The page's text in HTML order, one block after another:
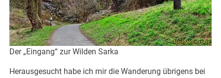
Der „Eingang“ zur Wilden Sarka
Herausgesucht habe ich mir die Wanderung übrigens bei